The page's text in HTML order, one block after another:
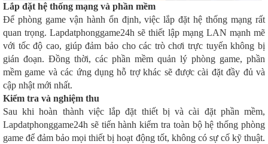
Lắp đặt hệ thống mạng và phần mềm
Để phòng game vận hành ổn định, việc lắp đặt hệ thống mạng rất
quan trọng. Lapdatphonggame24h sẽ thiết lập mạng LAN mạnh mẽ
với tốc độ cao, giúp đảm bảo cho các trò chơi trực tuyến không bị
gián đoạn. Đồng thời, các phần mềm quản lý phòng game, phần
mềm game và các ứng dụng hỗ trợ khác sẽ được cài đặt đầy đủ và
cập nhật mới nhất.
Kiểm tra và nghiệm thu
Sau khi hoàn thành việc lắp đặt thiết bị và cài đặt phần mềm,
Lapdatphonggame24h sẽ tiến hành kiểm tra toàn bộ hệ thống phòng
game để đảm bảo mọi thiết bị hoạt động tốt, không có sự cố kỹ thuật.